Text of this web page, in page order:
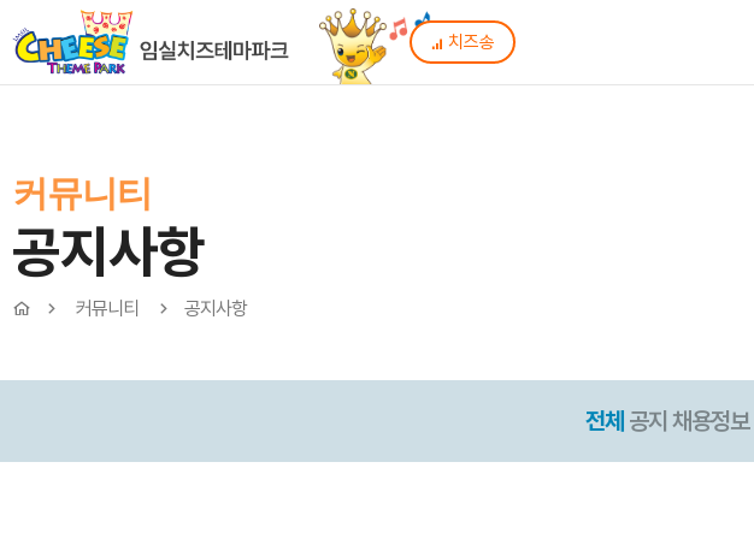
치즈송
커뮤니티
공지사항
커뮤니티 공지사항
전체 공지 채용정보